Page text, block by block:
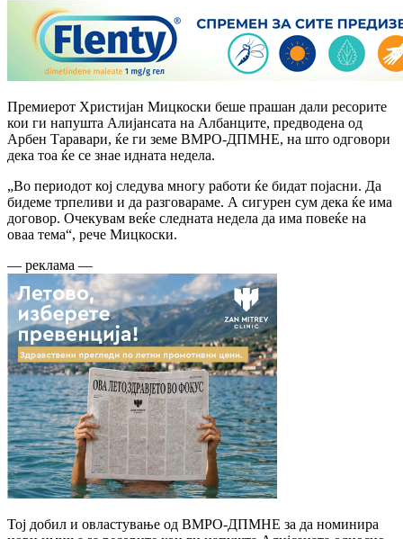
Премиерот Христијан Мицкоски беше прашан дали ресорите
кои ги напушта Алијансата на Албанците, предводена од
Арбен Таравари, ќе ги земе ВМРО-ДПМНЕ, на што одговори
дека тоа ќе се знае идната недела.
„Во периодот кој следува многу работи ќе бидат појасни. Да
бидеме трпеливи и да разговараме. А сигурен сум дека ќе има
договор. Очекувам веќе следната недела да има повеќе на
оваа тема“, рече Мицкоски.
— реклама —
Тој добил и овластување од ВМРО-ДПМНЕ за да номинира